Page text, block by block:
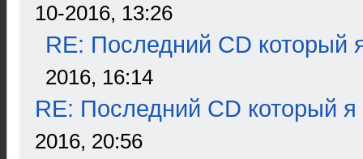
10-2016, 13:26
RE: Последний CD который
2016, 16:14
RE: Последний CD который я
2016, 20:56